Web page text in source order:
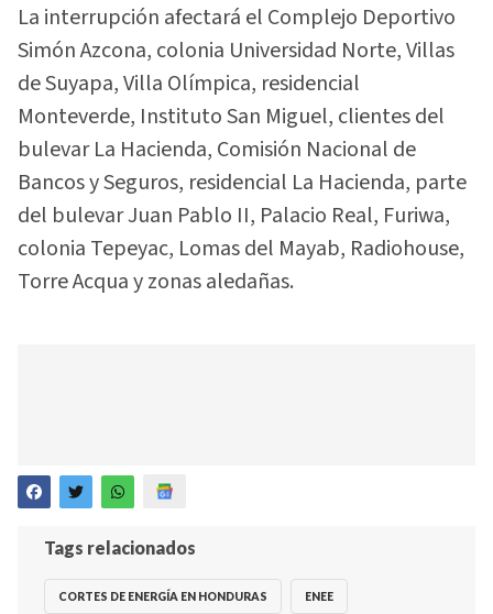
La interrupción afectará el Complejo Deportivo
Simón Azcona, colonia Universidad Norte, Villas
de Suyapa, Villa Olímpica, residencial
Monteverde, Instituto San Miguel, clientes del
bulevar La Hacienda, Comisión Nacional de
Bancos y Seguros, residencial La Hacienda, parte
del bulevar Juan Pablo II, Palacio Real, Furiwa,
colonia Tepeyac, Lomas del Mayab, Radiohouse,
Torre Acqua y zonas aledañas.
Tags relacionados
CORTES DE ENERGÍA EN HONDURAS ENEE